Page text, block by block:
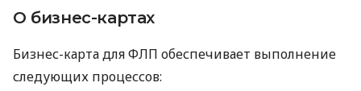
О бизнес-картах
Бизнес-карта для ФЛП обеспечивает выполнение
следующих процессов: